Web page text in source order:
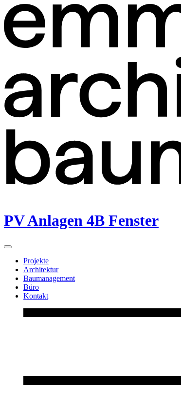
PV Anlagen 4B Fenster
Projekte
Architektur
Baumanagement
Büro
Kontakt